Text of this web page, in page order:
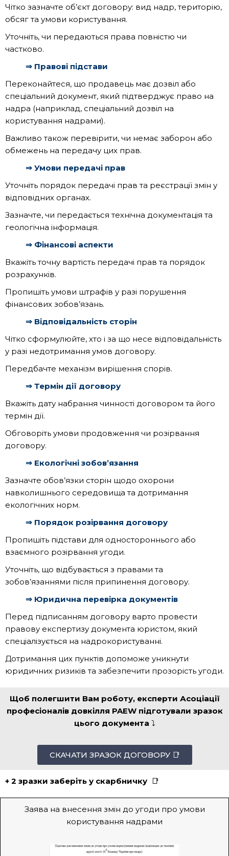
Чітко зазначте об’єкт договору: вид надр, територію,
обсяг та умови користування.
Уточніть, чи передаються права повністю чи
частково.
⇒ Правові підстави
Переконайтеся, що продавець має дозвіл або
спеціальний документ, який підтверджує право на
надра (наприклад, спеціальний дозвіл на
користування надрами).
Важливо також перевірити, чи немає заборон або
обмежень на передачу цих прав.
⇒ Умови передачі прав
Уточніть порядок передачі прав та реєстрації змін у
відповідних органах.
Зазначте, чи передається технічна документація та
геологічна інформація.
⇒ Фінансові аспекти
Вкажіть точну вартість передачі прав та порядок
розрахунків.
Пропишіть умови штрафів у разі порушення
фінансових зобов’язань.
⇒ Відповідальність сторін
Чітко сформулюйте, хто і за що несе відповідальність
у разі недотримання умов договору.
Передбачте механізм вирішення спорів.
⇒ Термін дії договору
Вкажіть дату набрання чинності договором та його
термін дії.
Обговоріть умови продовження чи розірвання
договору.
⇒ Екологічні зобов’язання
Зазначте обов’язки сторін щодо охорони
навколишнього середовища та дотримання
екологічних норм.
⇒ Порядок розірвання договору
Пропишіть підстави для одностороннього або
взаємного розірвання угоди.
Уточніть, що відбувається з правами та
зобов’язаннями після припинення договору.
⇒ Юридична перевірка документів
Перед підписанням договору варто провести
правову експертизу документа юристом, який
спеціалізується на надрокористуванні.
Дотримання цих пунктів допоможе уникнути
юридичних ризиків та забезпечити прозорість угоди.
Щоб полегшити Вам роботу, експерти Асоціації
професіоналів довкілля PAEW підготували зразок
цього документа ⤵️
СКАЧАТИ ЗРАЗОК ДОГОВОРУ 📑
+ 2 зразки заберіть у скарбничку 📑
Заява на внесення змін до угоди про умови
користування надрами